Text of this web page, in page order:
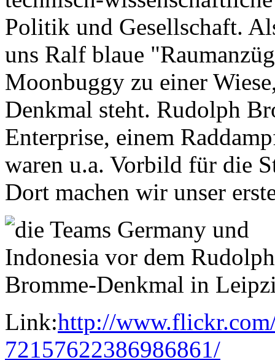
Politik und Gesellschaft.
uns Ralf blaue
Moonbuggy zu einer
Denkmal steht. Rudolph
Enterprise, einem
waren u.a. Vorbild für die
Dort machen wir unser
Link:http://
72157622386986861/